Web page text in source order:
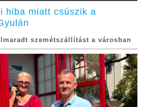
hiba miatt csúszik a
szemétszállítást a városban